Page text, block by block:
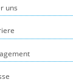
uns